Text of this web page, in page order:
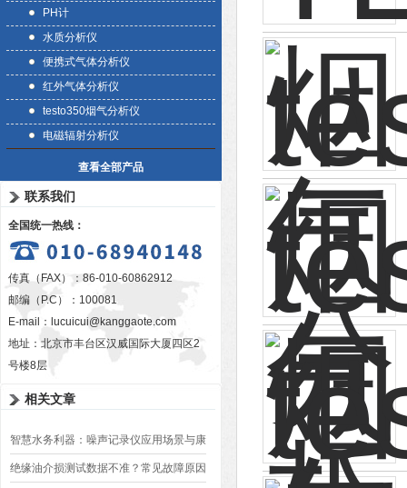
PH计
水质分析仪
便携式气体分析仪
红外气体分析仪
testo350烟气分析仪
电磁辐射分析仪
查看全部产品
联系我们
全国统一热线：
传真（FAX）：86-010-60862912
邮编（P.C）：100081
E-mail： lucuicui@kanggaote.com
地址：北京市丰台区汉威国际大厦四区2
号楼8层
相关文章
智慧水务利器：噪声记录仪应用场景与康
高特解决方案深度解析
绝缘油介损测试数据不准？常见故障原因